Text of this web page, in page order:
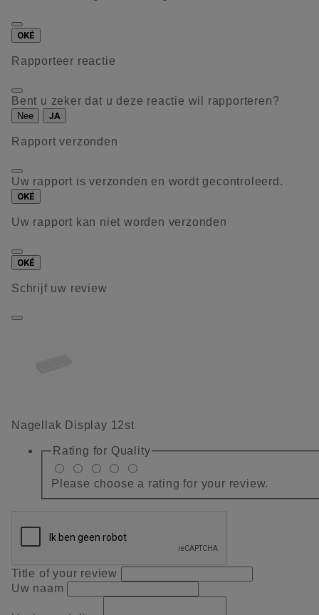
OKÉ
Rapporteer reactie
Bent u zeker dat u deze reactie wil rapporteren?
Nee JA
Rapport verzonden
Uw rapport is verzonden en wordt gecontroleerd.
OKÉ
Uw rapport kan niet worden verzonden
OKÉ
Schrijf uw review
Nagellak Display 12st
Rating for Quality
Please choose a rating for your review.
Title of your review
Uw naam